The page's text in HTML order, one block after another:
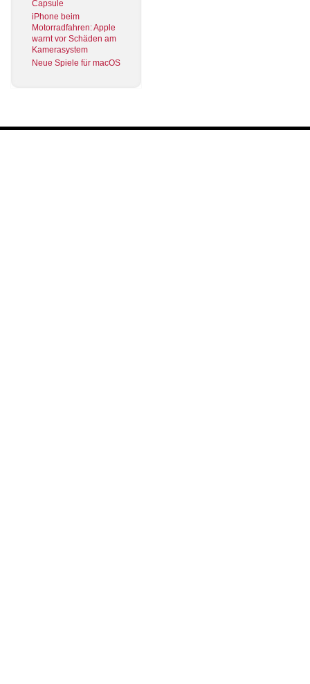
Capsule
iPhone beim
Motorradfahren: Apple
warnt vor Schäden am
Kamerasystem
Neue Spiele für macOS